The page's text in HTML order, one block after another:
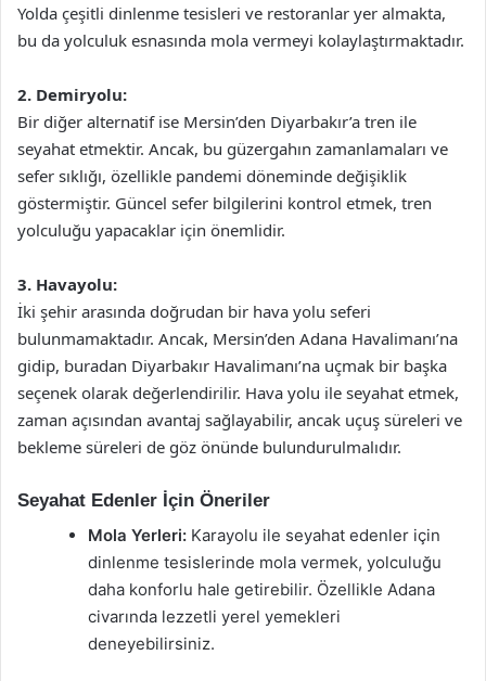
Yolda çeşitli dinlenme tesisleri ve restoranlar yer almakta,
bu da yolculuk esnasında mola vermeyi kolaylaştırmaktadır.
2. Demiryolu:
Bir diğer alternatif ise Mersin’den Diyarbakır’a tren ile
seyahat etmektir. Ancak, bu güzergahın zamanlamaları ve
sefer sıklığı, özellikle pandemi döneminde değişiklik
göstermiştir. Güncel sefer bilgilerini kontrol etmek, tren
yolculuğu yapacaklar için önemlidir.
3. Havayolu:
İki şehir arasında doğrudan bir hava yolu seferi
bulunmamaktadır. Ancak, Mersin’den Adana Havalimanı’na
gidip, buradan Diyarbakır Havalimanı’na uçmak bir başka
seçenek olarak değerlendirilir. Hava yolu ile seyahat etmek,
zaman açısından avantaj sağlayabilir, ancak uçuş süreleri ve
bekleme süreleri de göz önünde bulundurulmalıdır.
Seyahat Edenler İçin Öneriler
Mola Yerleri: Karayolu ile seyahat edenler için
dinlenme tesislerinde mola vermek, yolculuğu
daha konforlu hale getirebilir. Özellikle Adana
civarında lezzetli yerel yemekleri
deneyebilirsiniz.